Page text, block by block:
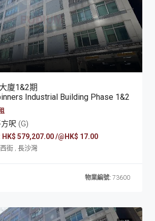
廈1&2期
Industrial Building Phase 1&2
呎 (G)
HK$ 579,207.00 /@HK$ 17.00
601-0603 大南西街 , 長沙灣
物業編號: 73600